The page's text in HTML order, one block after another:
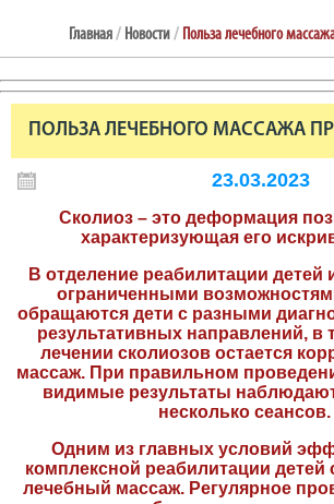
Главная/ Новости/ Польза лечебного
ПОЛЬЗА ЛЕЧЕБНОГО МАССАЖА
23.03.2023
Сколиоз – это деформация
характеризующая его
В отделение реабилитации детей
ограниченными
обращаются дети с разными
результативных направлений, в
лечении сколиозов остается
массаж. При правильном
видимые результаты
несколько сеансов.
Одним из главных условий
комплексной реабилитации детей
лечебный массаж. Регулярное